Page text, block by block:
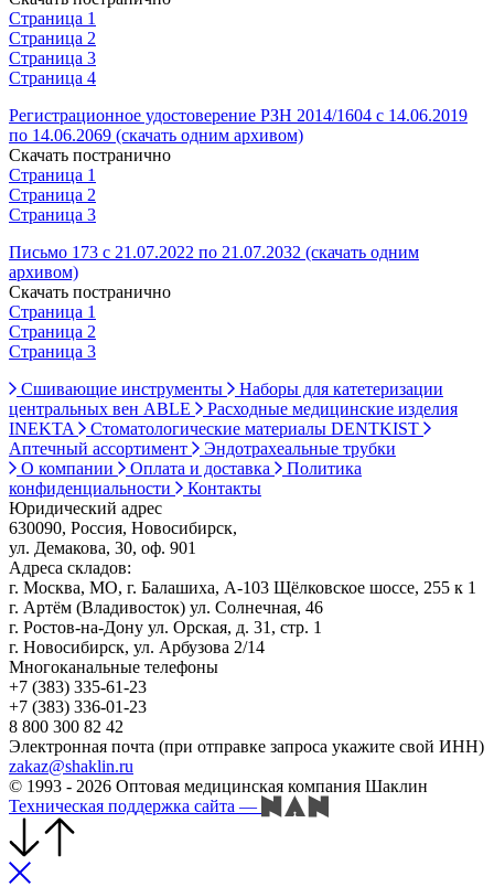
Страница 1
Страница 2
Страница 3
Страница 4
Регистрационное удостоверение РЗН 2014/1604 с 14.06.2019
по 14.06.2069 (скачать одним архивом)
Скачать постранично
Страница 1
Страница 2
Страница 3
Письмо 173 с 21.07.2022 по 21.07.2032 (скачать одним
архивом)
Скачать постранично
Страница 1
Страница 2
Страница 3
Сшивающие инструменты
Наборы для катетеризации
центральных вен ABLE
Расходные медицинские изделия
INEKTA
Стоматологические материалы DENTKIST
Аптечный ассортимент
Эндотрахеальные трубки
О компании
Оплата и доставка
Политика
конфиденциальности
Контакты
Юридический адрес
630090, Россия, Новосибирск,
ул. Демакова, 30, оф. 901
Адреса складов:
г. Москва, МО, г. Балашиха, А-103 Щёлковское шоссе, 255 к 1
г. Артём (Владивосток) ул. Солнечная, 46
г. Ростов-на-Дону ул. Орская, д. 31, стр. 1
г. Новосибирск, ул. Арбузова 2/14
Многоканальные телефоны
+7 (383) 335-61-23
+7 (383) 336-01-23
8 800 300 82 42
Электронная почта (при отправке запроса укажите свой ИНН)
zakaz@shaklin.ru
© 1993 - 2026 Оптовая медицинская компания Шаклин
Техническая поддержка сайта —